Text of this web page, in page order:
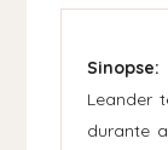
Sinopse:
Leander
durante